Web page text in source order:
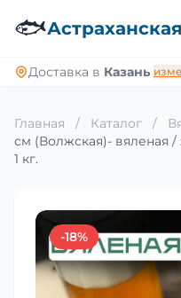
🐟
Доставка в Казань
Главная / Каталог /
см (Волжская)- вяленая /
1 кг.
-18%